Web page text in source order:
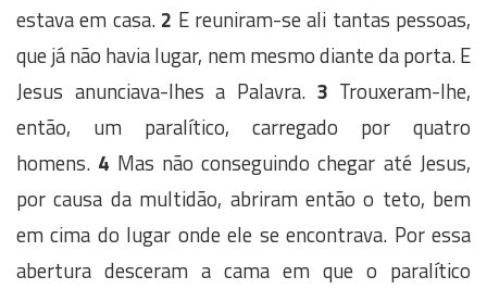
estava em casa.2 E reuniram-se ali tantas pessoas,
que já não havia lugar, nem mesmo diante da porta. E
Jesus anunciava-lhes a Palavra. 3 Trouxeram-lhe,
então, um paralítico, carregado por quatro
homens. 4 Mas não conseguindo chegar até Jesus,
por causa da multidão, abriram então o teto, bem
em cima do lugar onde ele se encontrava. Por essa
abertura desceram a cama em que o paralítico